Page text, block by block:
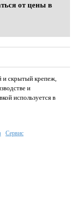
от цены в
и скрытый крепеж,
и
используется в
Сервис